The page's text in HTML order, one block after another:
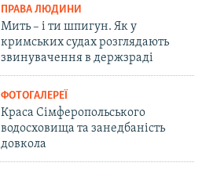
ПРАВА ЛЮДИНИ
Мить – і ти шпигун. Як у
кримських судах розглядають
звинувачення в держзраді
ФОТОГАЛЕРЕЇ
Краса Сімферопольського
водосховища та занедбаність
довкола